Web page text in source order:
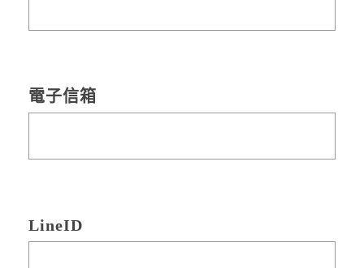
電子信箱
LineID